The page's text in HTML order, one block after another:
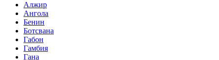
Алжир
Ангола
Бенин
Ботсвана
Габон
Гамбия
Гана